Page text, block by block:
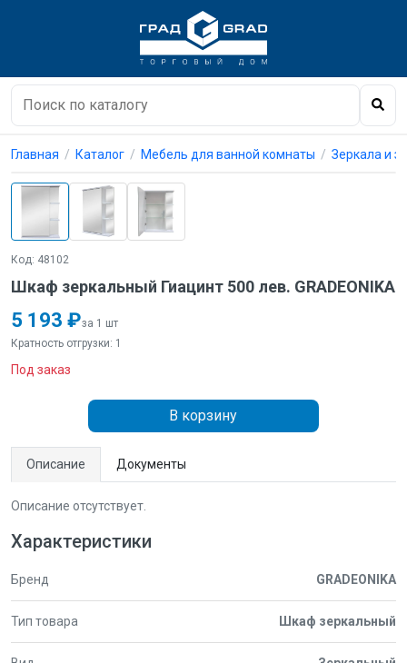
Главная Каталог Мебель для ванной комнаты Зеркала и
Код: 48102
Шкаф зеркальный Гиацинт 500 лев. GRADEONIKA
5 193 ₽за 1 шт
Кратность отгрузки: 1
Под заказ
В корзину
Описание Документы
Описание отсутствует.
Характеристики
Бренд GRADEONIKA
Тип товара Шкаф зеркальный